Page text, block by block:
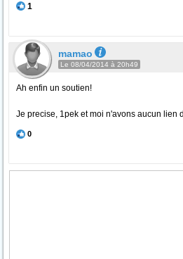
1
mamao
Le 08/04/2014 à 20h49
Ah enfin un soutien!
Je precise, 1pek et moi n'avons aucun lien
0